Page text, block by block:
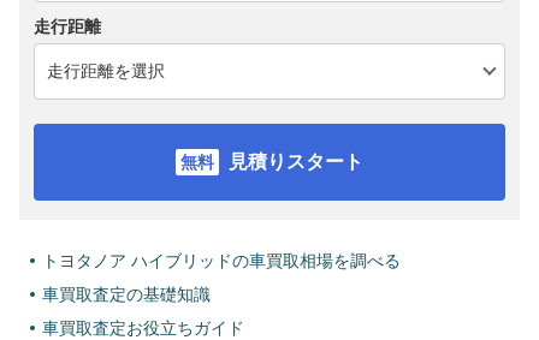
走行距離
見積りスタート
トヨタノア ハイブリッドの車買取相場を調べる
車買取査定の基礎知識
車買取査定お役立ちガイド